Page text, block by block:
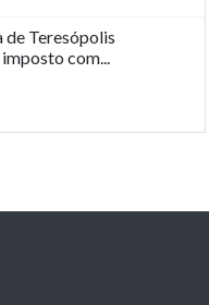
Teresópolis
com...